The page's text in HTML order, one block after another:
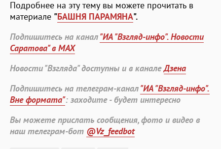
Подробнее на эту тему вы можете прочитать в
материале "БАШНЯ ПАРАМЯНА".
Подпишитесь на канал"ИА "Взгляд-инфо". Новости
Саратова" в MAX
Новости "Взгляда" доступны и в каналеДзена
Подпишитесь на телеграм-канал"ИА "Взгляд-инфо".
Вне формата": заходите - будет интересно
Вы можете прислать сообщения, фото и видео в
наш телеграм-бот @Vz_feedbot